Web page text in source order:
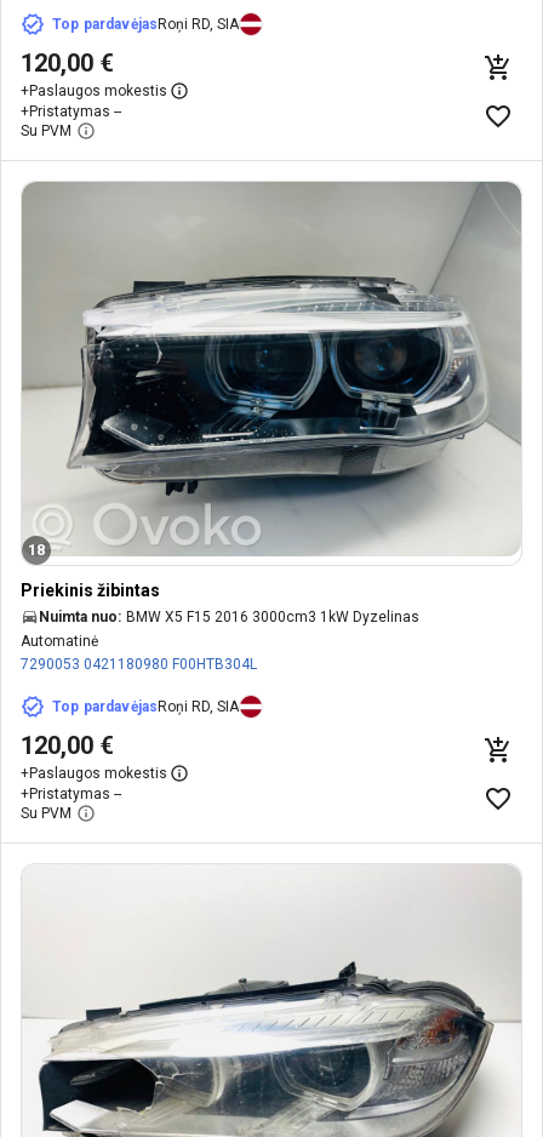
Top pardavėjasRoņi RD, SIA
120,00 €
+Paslaugos mokestis
+Pristatymas --
Su PVM
18
Priekinis žibintas
Nuimta nuo: BMW X5 F15 2016 3000cm3 1kW Dyzelinas
Automatinė
7290053 0421180980 F00HTB304L
Top pardavėjasRoņi RD, SIA
120,00 €
+Paslaugos mokestis
+Pristatymas --
Su PVM